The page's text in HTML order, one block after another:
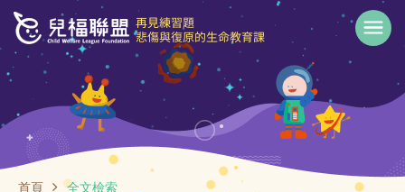
首頁 全文檢索